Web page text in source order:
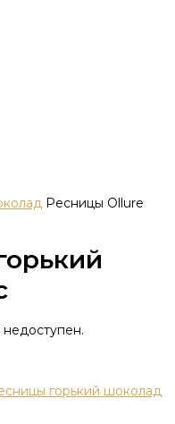
Ресницы Ollure
недоступен.
горький шоколад